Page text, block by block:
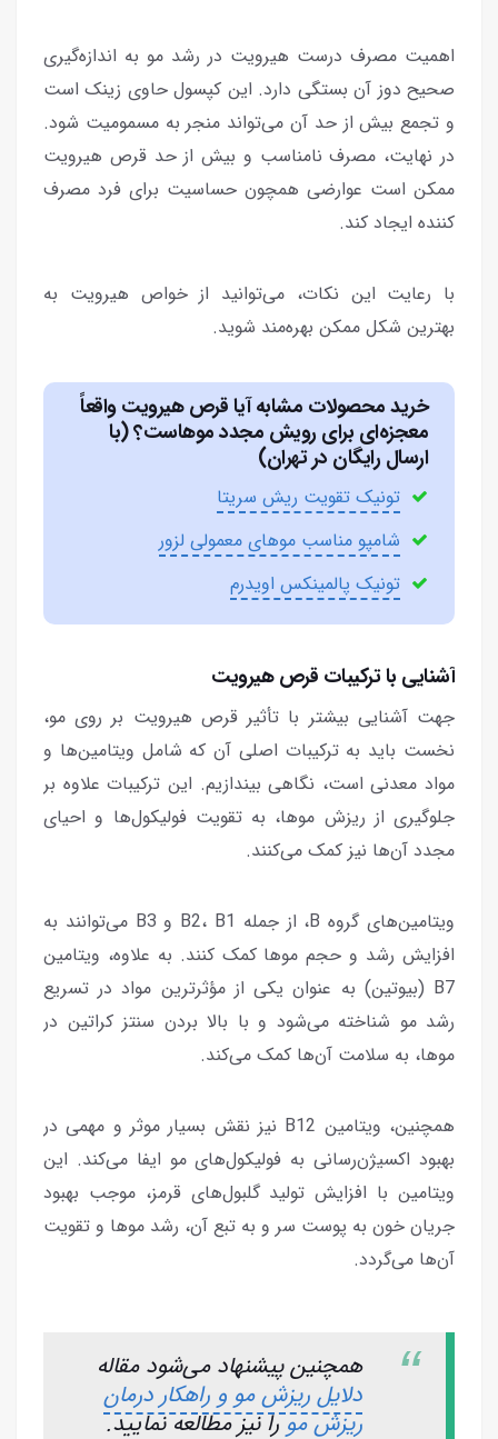
اهمیت مصرف درست هیرویت در رشد مو به اندازه‌گیری
صحیح دوز آن بستگی دارد. این کپسول حاوی زینک است
و تجمع بیش از حد آن می‌تواند منجر به مسمومیت شود.
در نهایت، مصرف نامناسب و بیش از حد قرص هیرویت
ممکن است عوارضی همچون حساسیت برای فرد مصرف
کننده ایجاد کند.
با رعایت این نکات، می‌توانید از خواص هیرویت به
بهترین شکل ممکن بهره‌مند شوید.
خرید محصولات مشابه آیا قرص هیرویت واقعاً
معجزه‌ای برای رویش مجدد موهاست؟ (با
ارسال رایگان در تهران)
تونیک تقویت ریش سریتا
شامپو مناسب موهای معمولی لزور
تونیک پالمینکس اویدرم
آشنایی با ترکیبات قرص هیرویت
جهت آشنایی بیشتر با تأثیر قرص هیرویت بر روی مو،
نخست باید به ترکیبات اصلی آن که شامل ویتامین‌ها و
مواد معدنی است، نگاهی بیندازیم. این ترکیبات علاوه بر
جلوگیری از ریزش موها، به تقویت فولیکول‌ها و احیای
مجدد آن‌ها نیز کمک می‌کنند.
ویتامین‌های گروه B، از جمله B2، B1 و B3 می‌توانند به
افزایش رشد و حجم موها کمک کنند. به علاوه، ویتامین
B7 (بیوتین) به عنوان یکی از مؤثرترین مواد در تسریع
رشد مو شناخته می‌شود و با بالا بردن سنتز کراتین در
موها، به سلامت آن‌ها کمک می‌کند.
همچنین، ویتامین B12 نیز نقش بسیار موثر و مهمی در
بهبود اکسیژن‌رسانی به فولیکول‌های مو ایفا می‌کند. این
ویتامین با افزایش تولید گلبول‌های قرمز، موجب بهبود
جریان خون به پوست سر و به تبع آن، رشد موها و تقویت
آن‌ها می‌گردد.
همچنین پیشنهاد می‌شود مقاله
دلایل ریزش مو و راهکار درمان
ریزش مورا نیز مطالعه نمایید.